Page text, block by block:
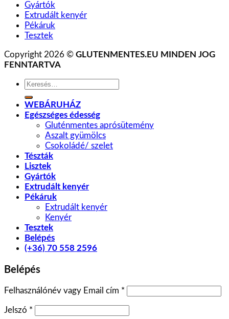
Gyártók
Extrudált kenyér
Pékáruk
Tesztek
Copyright 2026 © GLUTENMENTES.EU MINDEN JOG
FENNTARTVA
Keresés
következőre:
WEBÁRUHÁZ
Egészséges édesség
Gluténmentes aprósütemény
Aszalt gyümölcs
Csokoládé/ szelet
Tészták
Lisztek
Gyártók
Extrudált kenyér
Pékáruk
Extrudált kenyér
Kenyér
Tesztek
Belépés
(+36) 70 558 2596
Belépés
Felhasználónév vagy Email cím *
Jelszó *